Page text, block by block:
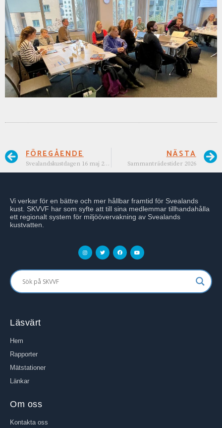
FÖREGÅENDE
Svealandskustdagen 16 maj 2024
NÄSTA
Sammanträdestider 2026
Vi verkar för en bättre och mer hållbar framtid för Svealands
kust. SKVVF har som syfte att till sina medlemmar tillhandahålla
ett regionalt system för miljöövervakning av Svealands
kustvatten.
Läsvärt
Hem
Rapporter
Mätstationer
Länkar
Om oss
Kontakta oss